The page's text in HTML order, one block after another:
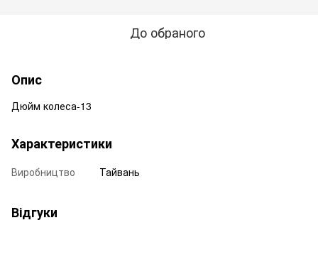
До обраного
Опис
Дюйм колеса-13
Характеристики
Виробництво Тайвань
Відгуки